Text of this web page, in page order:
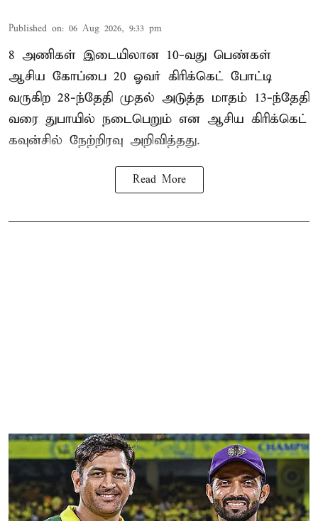
Published on: 06 Aug 2026, 9:33 pm
8 அணிகள் இடையிலான 10-வது பெண்கள்
ஆசிய கோப்பை 20 ஓவர் கிரிக்கெட் போட்டி
வருகிற 28-ந்தேதி முதல் அடுத்த மாதம் 13-ந்தேதி
வரை துபாயில் நடைபெறும் என ஆசிய கிரிக்கெட்
கவுன்சில் நேற்றிரவு அறிவித்தது.
Read More